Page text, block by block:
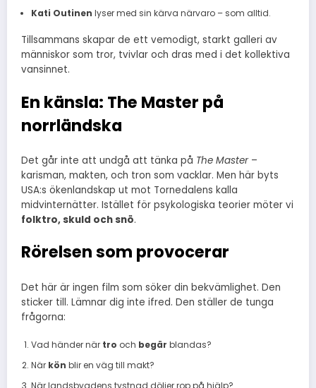
Kati Outinen lyser med sin kärva närvaro – som alltid.
Tillsammans skapar de ett vemodigt, starkt galleri av
människor som tror, tvivlar och dras med i det kollektiva
vansinnet.
En känsla: The Master på
norrländska
Det går inte att undgå att tänka på The Master–
karisman, makten, och tron som vacklar. Men här byts
USA:s ökenlandskap ut mot Tornedalens kalla
midvinternätter. Istället för psykologiska teorier möter vi
folktro, skuld och snö.
Rörelsen som provocerar
Det här är ingen film som söker din bekvämlighet. Den
sticker till. Lämnar dig inte ifred. Den ställer de tunga
frågorna:
Vad händer när tro och begär blandas?
När kön blir en väg till makt?
När landsbygdens tystnad döljer rop på hjälp?